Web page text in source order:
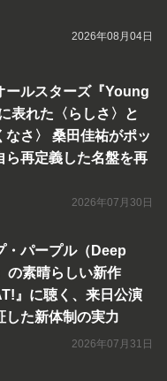
2026年08月04日
ールスターズ『Young
表れた〈らしさ〉と
なさ〉 桑田佳祐がポッ
ら再定義した名盤を再
2026年07月30日
・パープル（Deep
の素晴らしい新作
』に聴く、来日公演
した新体制の実力
2026年07月31日